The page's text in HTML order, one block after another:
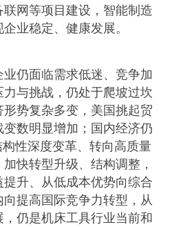
网等项目建设，智能制造
业稳定、健康发展。
仍面临需求低迷、竞争加
与挑战，仍处于爬坡过坎
势复杂多变，美国挑起贸
数明显增加；国内经济仍
性深度变革、转向高质量
快转型升级、结构调整，
升、从低成本优势向综合
提高国际竞争力转型，从
仍是机床工具行业当前和